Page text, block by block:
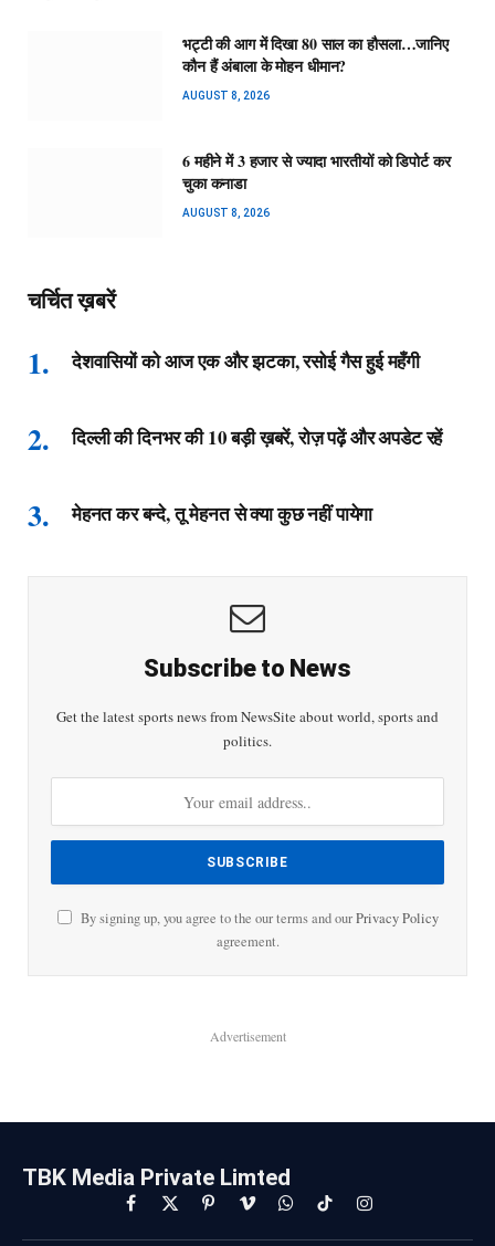
भट्टी की आग में दिखा 80 साल का हौसला…जानिए
कौन हैं अंबाला के मोहन धीमान?
AUGUST 8, 2026
6 महीने में 3 हजार से ज्यादा भारतीयों को डिपोर्ट कर
चुका कनाडा
AUGUST 8, 2026
चर्चित ख़बरें
देशवासियों को आज एक और झटका, रसोई गैस हुई महँगी
दिल्ली की दिनभर की 10 बड़ी ख़बरें, रोज़ पढ़ें और अपडेट रहें
मेहनत कर बन्दे, तू मेहनत से क्या कुछ नहीं पायेगा
Subscribe to News
Get the latest sports news from NewsSite about world, sports and
politics.
By signing up, you agree to the our terms and ourPrivacy Policy
agreement.
Advertisement
TBK Media Private Limted
Facebook
X
(Twitter)
PinterestVimeoWhatsAppTikTokInstagram